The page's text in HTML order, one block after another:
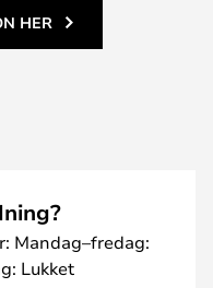
HER
Mandag–fredag:
Lukket